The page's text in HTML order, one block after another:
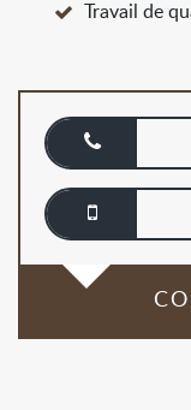
Travail de